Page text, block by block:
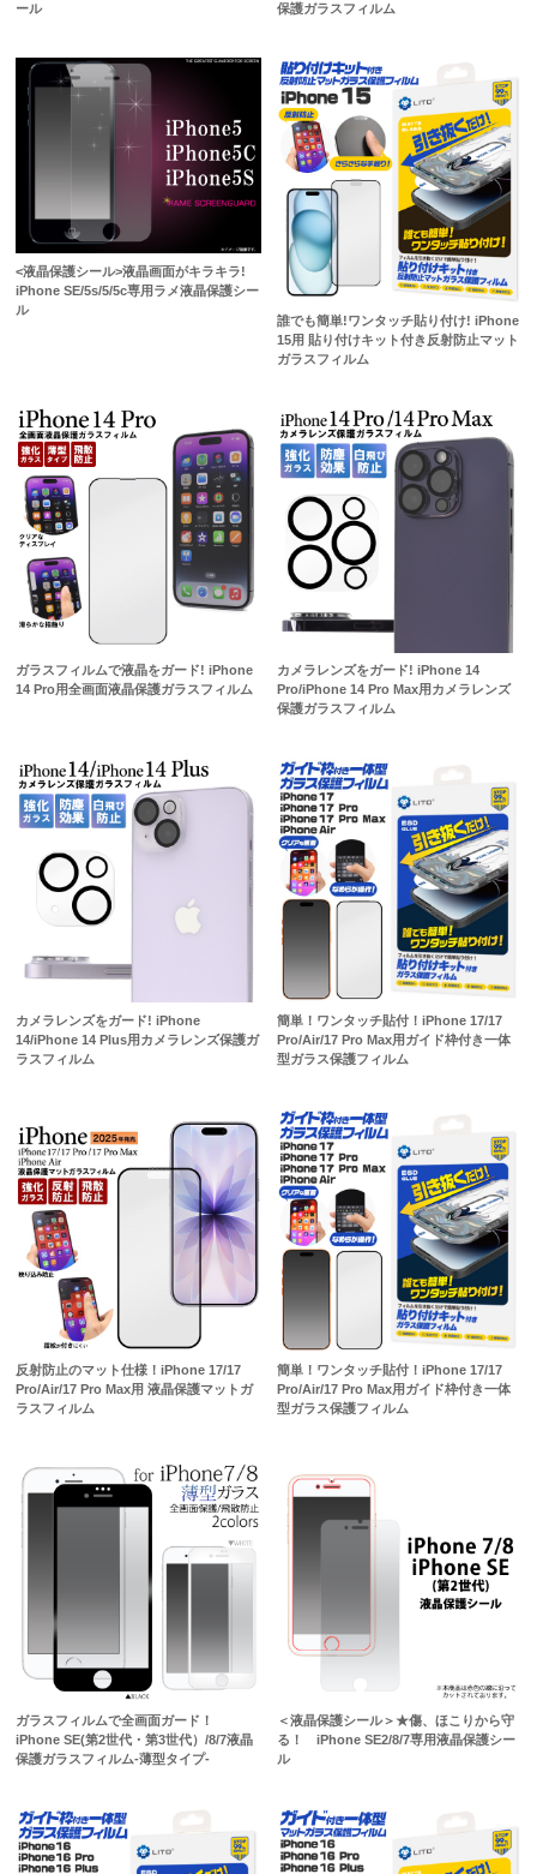
ール
保護ガラスフィルム
<液晶保護シール>液晶画面がキラキラ!
iPhone SE/5s/5/5c専用ラメ液晶保護シー
ル
誰でも簡単!ワンタッチ貼り付け! iPhone
15用 貼り付けキット付き反射防止マット
ガラスフィルム
ガラスフィルムで液晶をガード! iPhone
14 Pro用全画面液晶保護ガラスフィルム
カメラレンズをガード! iPhone 14
Pro/iPhone 14 Pro Max用カメラレンズ
保護ガラスフィルム
カメラレンズをガード! iPhone
14/iPhone 14 Plus用カメラレンズ保護ガ
ラスフィルム
簡単！ワンタッチ貼付！iPhone 17/17
Pro/Air/17 Pro Max用ガイド枠付き一体
型ガラス保護フィルム
反射防止のマット仕様！iPhone 17/17
Pro/Air/17 Pro Max用 液晶保護マットガ
ラスフィルム
簡単！ワンタッチ貼付！iPhone 17/17
Pro/Air/17 Pro Max用ガイド枠付き一体
型ガラス保護フィルム
ガラスフィルムで全画面ガード！
iPhone SE(第2世代・第3世代）/8/7液晶
保護ガラスフィルム-薄型タイプ-
＜液晶保護シール＞★傷、ほこりから守
る！ iPhone SE2/8/7専用液晶保護シー
ル